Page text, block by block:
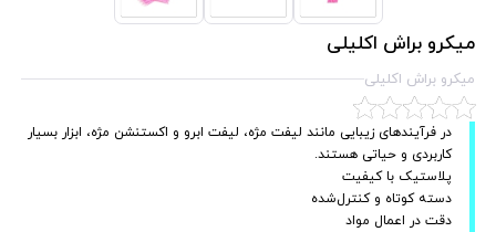
میکرو براش اکلیلی
میکرو براش اکلیلی
در فرآیندهای زیبایی مانند لیفت مژه، لیفت ابرو و اکستنشن مژه، ابزار بسیار
کاربردی و حیاتی هستند.
پلاستیک با کیفیت
دسته کوتاه و کنترل‌شده
دقت در اعمال مواد